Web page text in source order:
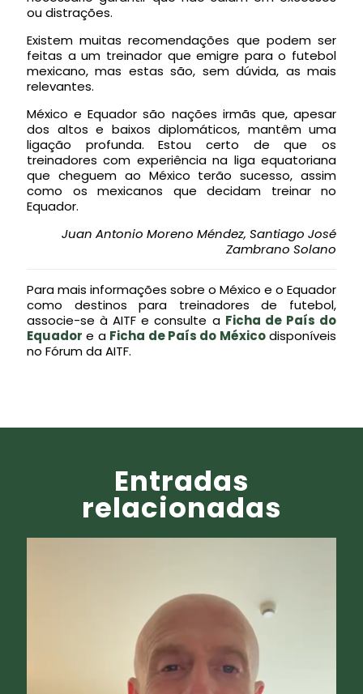
ou distrações.
Existem muitas recomendações que podem ser
feitas a um treinador que emigre para o futebol
mexicano, mas estas são, sem dúvida, as mais
relevantes.
México e Equador são nações irmãs que, apesar
dos altos e baixos diplomáticos, mantêm uma
ligação profunda. Estou certo de que os
treinadores com experiência na liga equatoriana
que cheguem ao México terão sucesso, assim
como os mexicanos que decidam treinar no
Equador.
Juan Antonio Moreno Méndez, Santiago José
Zambrano Solano
Para mais informações sobre o México e o Equador
como destinos para treinadores de futebol,
associe-se à AITF e consulte a Ficha de País do
Equador e a Ficha de País do Méxicodisponíveis
no Fórum da AITF.
Entradas
relacionadas